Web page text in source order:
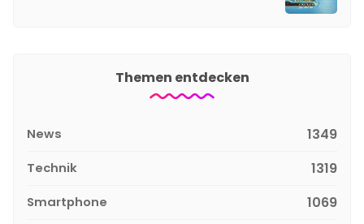
Themen entdecken
News 1349
Technik 1319
Smartphone 1069